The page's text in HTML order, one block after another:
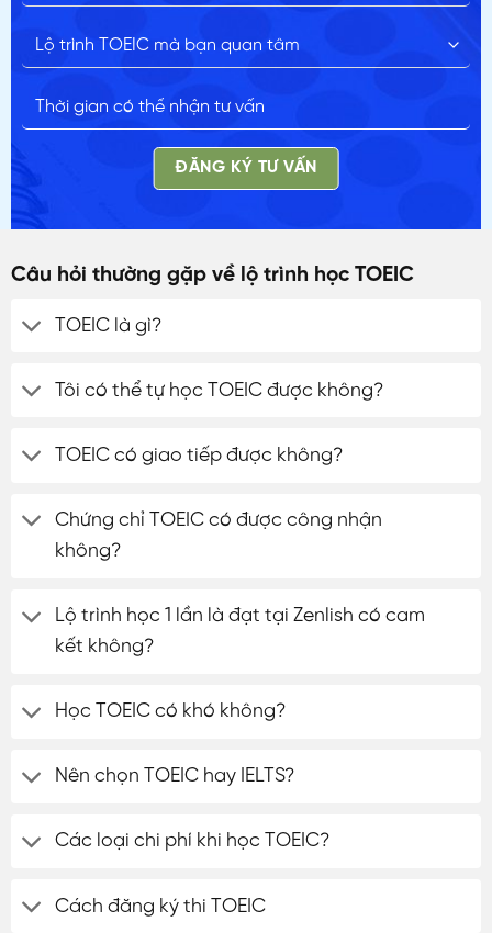
ĐĂNG KÝ TƯ VẤN
Câu hỏi thường gặp về lộ trình học TOEIC
TOEIC là gì?
Tôi có thể tự học TOEIC được không?
TOEIC có giao tiếp được không?
Chứng chỉ TOEIC có được công nhận
không?
Lộ trình học 1 lần là đạt tại Zenlish có cam
kết không?
Học TOEIC có khó không?
Nên chọn TOEIC hay IELTS?
Các loại chi phí khi học TOEIC?
Cách đăng ký thi TOEIC